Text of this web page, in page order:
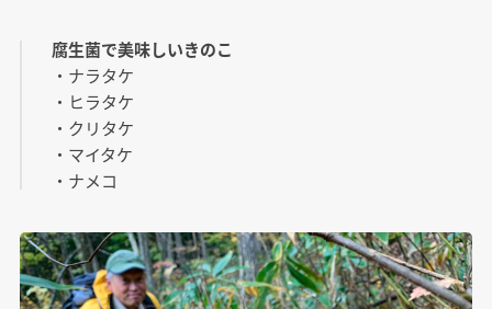
腐生菌で美味しいきのこ
・ナラタケ
・ヒラタケ
・クリタケ
・マイタケ
・ナメコ